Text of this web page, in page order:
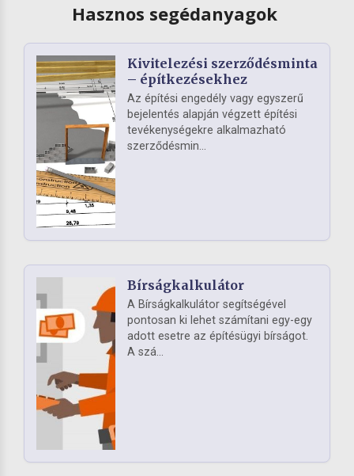
Hasznos segédanyagok
Kivitelezési szerződésminta
– építkezésekhez
Az építési engedély vagy egyszerű
bejelentés alapján végzett építési
tevékenységekre alkalmazható
szerződésmin...
Bírságkalkulátor
A Bírságkalkulátor segítségével
pontosan ki lehet számítani egy-egy
adott esetre az építésügyi bírságot.
A szá...